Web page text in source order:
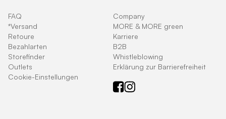
FAQ
*Versand
Retoure
Bezahlarten
Storefinder
Outlets
Cookie-Einstellungen
Company
MORE & MORE green
Karriere
B2B
Whistleblowing
Erklärung zur Barrierefreiheit